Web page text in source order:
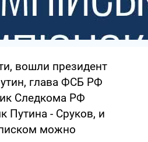
вошли президент
глава ФСБ РФ
Следкома РФ
Путина - Сруков, и
можно